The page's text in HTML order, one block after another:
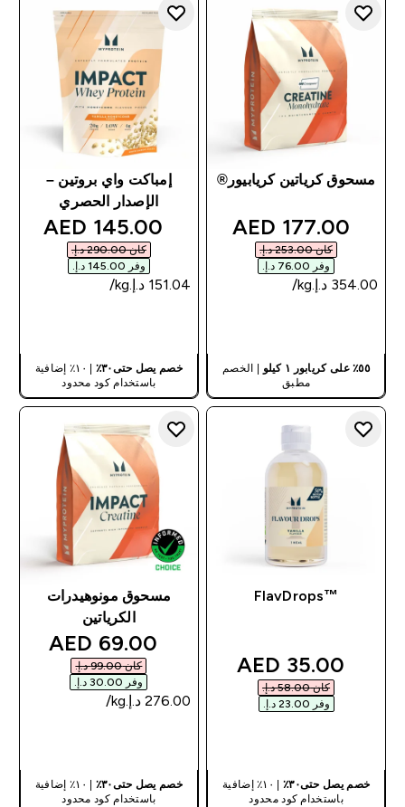
مسحوق كرياتين كريابيور®
discounted price
177.00 AED‎
كان ‏253.00 د.إ.‏‎
وفر ‏76.00 د.إ.‏‎
٥٥٪ على كريابور ١ كيلو
| الخصم
مطبق
إمباكت واي بروتين –
الإصدار الحصري
price
145.00 AED‎
كان ‏290.00 د.إ.‏‎
وفر ‏145.00 د.إ.‏‎
خصم يصل حتى٣٠٪
| ١٠٪ إضافية
باستخدام كود محدود
™FlavDrops
discounted price
35.00 AED‎
كان ‏58.00 د.إ.‏‎
وفر ‏23.00 د.إ.‏‎
خصم يصل حتى٣٠٪
| ١٠٪ إضافية
باستخدام كود محدود
مسحوق مونوهيدرات
الكرياتين
price
69.00 AED‎
كان ‏99.00 د.إ.‏‎
وفر ‏30.00 د.إ.‏‎
خصم يصل حتى٣٠٪
| ١٠٪ إضافية
باستخدام كود محدود